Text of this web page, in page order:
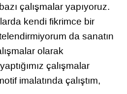
çalışmalar yapıyoruz.
kendi fikrimce bir
da sanatın
olarak
çalışmalar
imalatında çalıştım,